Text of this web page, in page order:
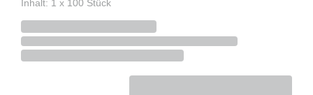
Inhalt: 1 x 100 Stück